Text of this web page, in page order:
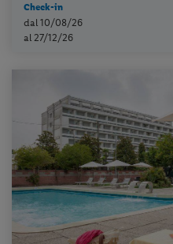
Check-in
dal 10/08/26
al 27/12/26